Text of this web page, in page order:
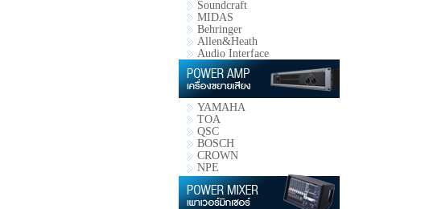
Soundcraft
MIDAS
Behringer
Allen&Heath
Audio Interface
YAMAHA
TOA
QSC
BOSCH
CROWN
NPE